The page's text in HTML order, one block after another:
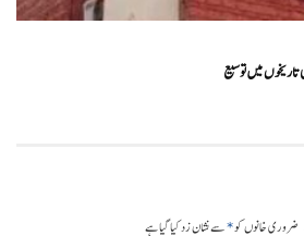
تاریخوں میں توسیع
ضروری خانوں کو*سے نشان زد کیا گیا ہے